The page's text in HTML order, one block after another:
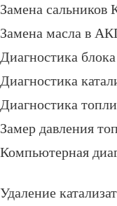
Замена сальников
Замена масла в
Диагностика
Диагностика
Диагностика
Замер давления
Компьютерная
Удаление